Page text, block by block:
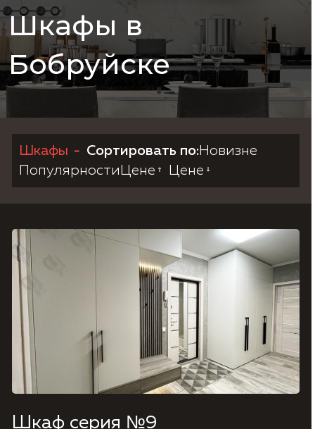
прихожую
Шкафы
Мебель в
спальню
Детская мебель
Шкафы в
Бобруйске
Шкафы Сортировать по:Новизне
Популярности
Цене Цене
Шкаф серия №9